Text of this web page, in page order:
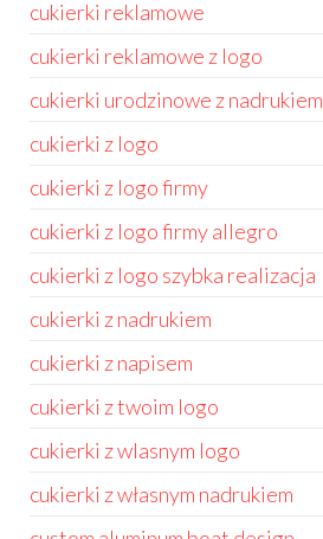
cukierki reklamowe
cukierki reklamowe z logo
cukierki urodzinowe z nadrukiem
cukierki z logo
cukierki z logo firmy
cukierki z logo firmy allegro
cukierki z logo szybka realizacja
cukierki z nadrukiem
cukierki z napisem
cukierki z twoim logo
cukierki z wlasnym logo
cukierki z własnym nadrukiem